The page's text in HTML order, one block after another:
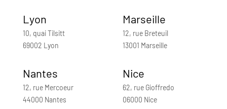
Lyon
10, quai Tilsitt
69002 Lyon
Marseille
12, rue Breteuil
13001 Marseille
Nantes
12, rue Mercoeur
44000 Nantes
Nice
62, rue Gioffredo
06000 Nice